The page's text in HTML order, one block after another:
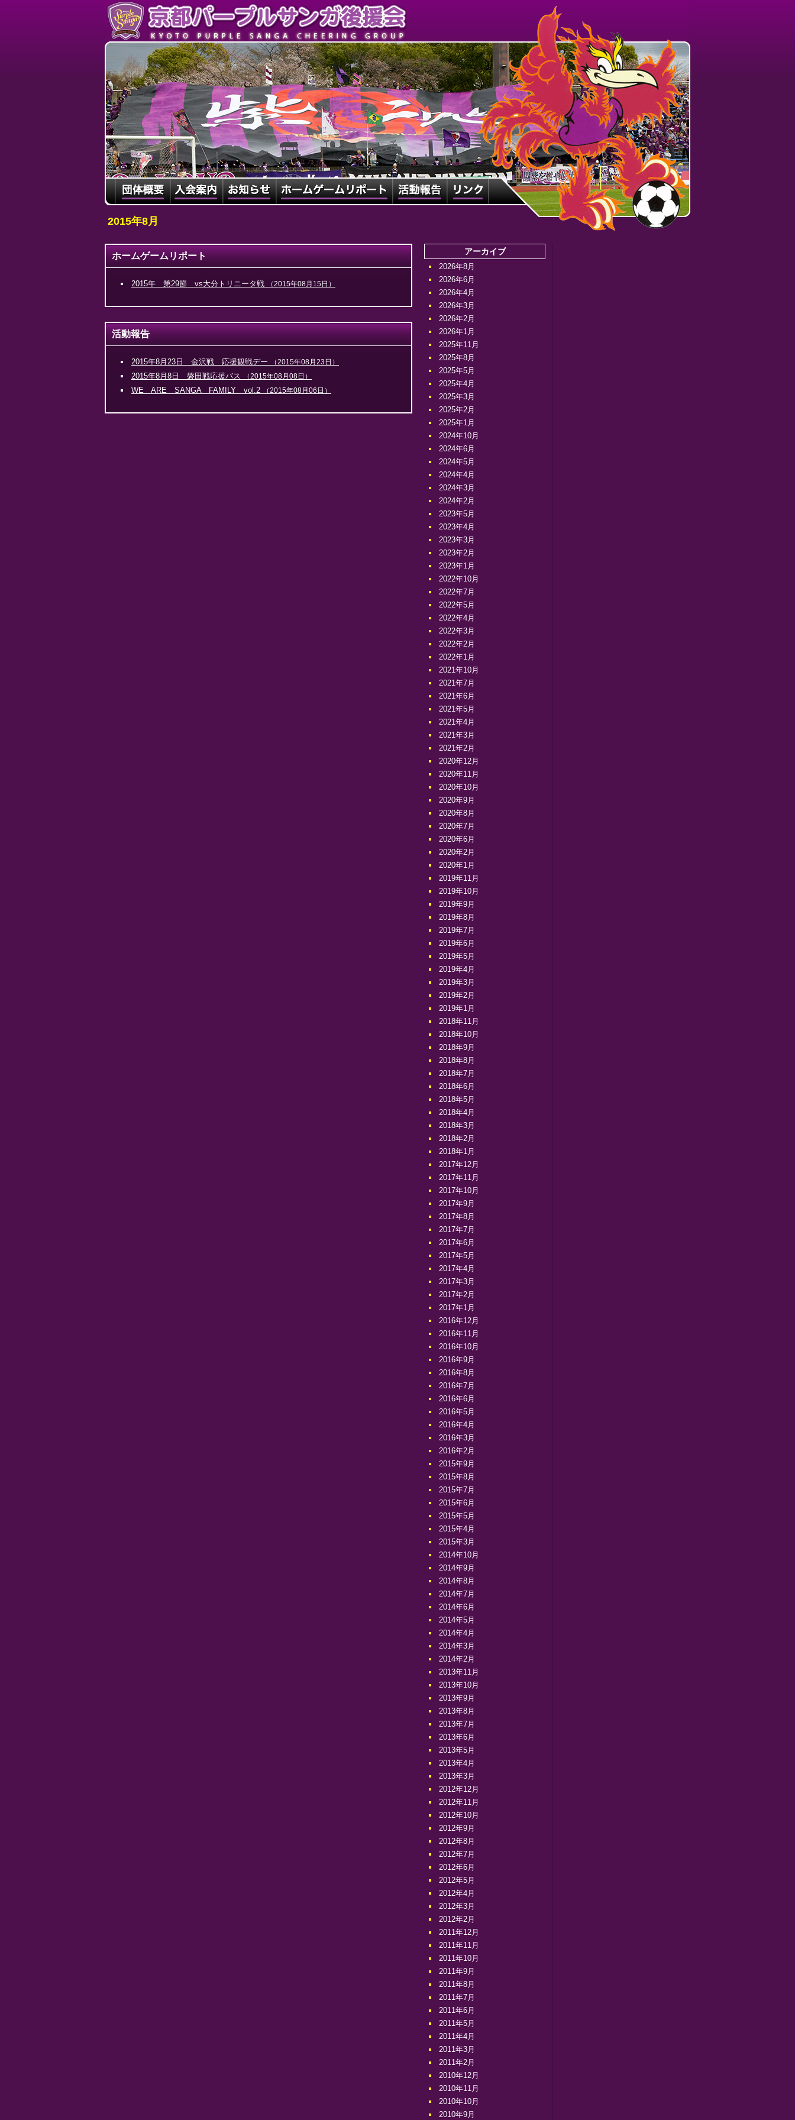
2015年8月
ホームゲームリポート
2015年 第29節 vs大分トリニータ戦 （2015年08月15日）
活動報告
2015年8月23日 金沢戦 応援観戦デー （2015年08月23日）
2015年8月8日 磐田戦応援バス （2015年08月08日）
WE ARE SANGA FAMILY vol.2 （2015年08月06日）
アーカイブ
2026年8月
2026年6月
2026年4月
2026年3月
2026年2月
2026年1月
2025年11月
2025年8月
2025年5月
2025年4月
2025年3月
2025年2月
2025年1月
2024年10月
2024年6月
2024年5月
2024年4月
2024年3月
2024年2月
2023年5月
2023年4月
2023年3月
2023年2月
2023年1月
2022年10月
2022年7月
2022年5月
2022年4月
2022年3月
2022年2月
2022年1月
2021年10月
2021年7月
2021年6月
2021年5月
2021年4月
2021年3月
2021年2月
2020年12月
2020年11月
2020年10月
2020年9月
2020年8月
2020年7月
2020年6月
2020年2月
2020年1月
2019年11月
2019年10月
2019年9月
2019年8月
2019年7月
2019年6月
2019年5月
2019年4月
2019年3月
2019年2月
2019年1月
2018年11月
2018年10月
2018年9月
2018年8月
2018年7月
2018年6月
2018年5月
2018年4月
2018年3月
2018年2月
2018年1月
2017年12月
2017年11月
2017年10月
2017年9月
2017年8月
2017年7月
2017年6月
2017年5月
2017年4月
2017年3月
2017年2月
2017年1月
2016年12月
2016年11月
2016年10月
2016年9月
2016年8月
2016年7月
2016年6月
2016年5月
2016年4月
2016年3月
2016年2月
2015年9月
2015年8月
2015年7月
2015年6月
2015年5月
2015年4月
2015年3月
2014年10月
2014年9月
2014年8月
2014年7月
2014年6月
2014年5月
2014年4月
2014年3月
2014年2月
2013年11月
2013年10月
2013年9月
2013年8月
2013年7月
2013年6月
2013年5月
2013年4月
2013年3月
2012年12月
2012年11月
2012年10月
2012年9月
2012年8月
2012年7月
2012年6月
2012年5月
2012年4月
2012年3月
2012年2月
2011年12月
2011年11月
2011年10月
2011年9月
2011年8月
2011年7月
2011年6月
2011年5月
2011年4月
2011年3月
2011年2月
2010年12月
2010年11月
2010年10月
2010年9月